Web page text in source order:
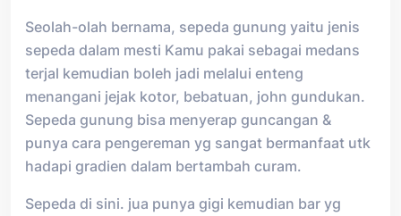
Seolah-olah bernama, sepeda gunung yaitu jenis
sepeda dalam mesti Kamu pakai sebagai medans
terjal kemudian boleh jadi melalui enteng
menangani jejak kotor, bebatuan, john gundukan.
Sepeda gunung bisa menyerap guncangan &
punya cara pengereman yg sangat bermanfaat utk
hadapi gradien dalam bertambah curam.
Sepeda di sini. jua punya gigi kemudian bar yg